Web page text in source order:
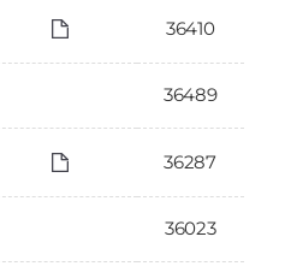
36410
36489
36287
36023